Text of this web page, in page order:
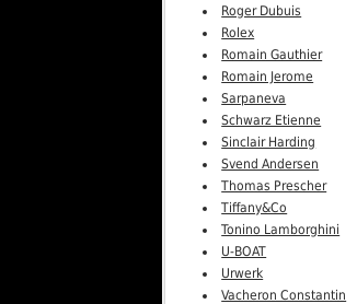
Roger Dubuis
Rolex
Romain Gauthier
Romain Jerome
Sarpaneva
Schwarz Etienne
Sinclair Harding
Svend Andersen
Thomas Prescher
Tiffany&Co
Tonino Lamborghini
U-BOAT
Urwerk
Vacheron Constantin